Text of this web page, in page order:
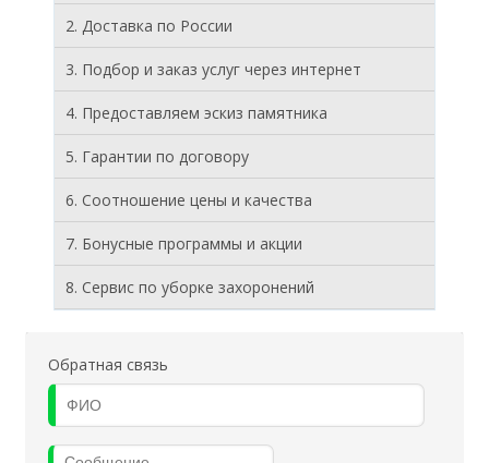
2. Доставка по России
3. Подбор и заказ услуг через интернет
4. Предоставляем эскиз памятника
5. Гарантии по договору
6. Соотношение цены и качества
7. Бонусные программы и акции
8. Cервис по уборке захоронений
Обратная связь